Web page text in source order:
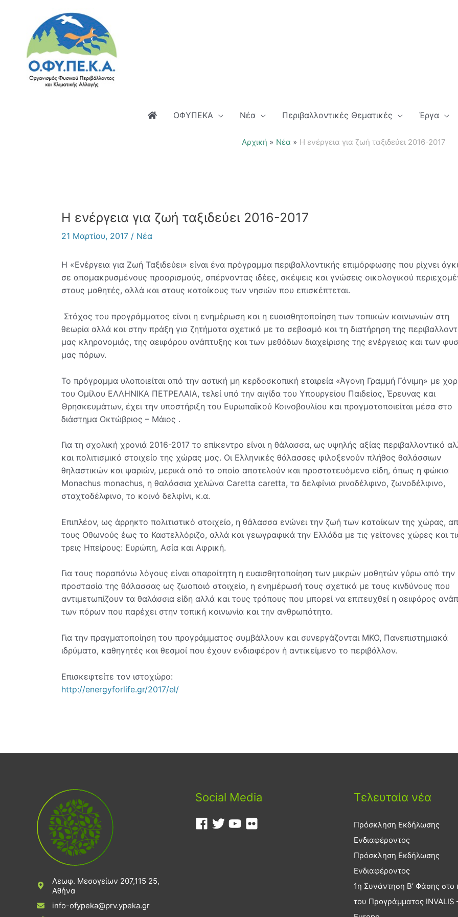
περιεχόμενο
ΟΦΥΠΕΚΑ Νέα Περιβαλλοντικές Θεματικές Έργα
Αρχική Νέα Η ενέργεια για ζωή ταξιδεύει 2016-2017
Η ενέργεια για ζωή ταξιδεύει 2016-2017
21 Μαρτίου, 2017 / Νέα
Η «Ενέργεια για Ζωή Ταξιδεύει» είναι ένα πρόγραμμα περιβαλλοντικής επιμόρφωσης που ρίχνει
σε απομακρυσμένους προορισμούς, σπέρνοντας ιδέες, σκέψεις και γνώσεις οικολογικού
στους μαθητές, αλλά και στους κατοίκους των νησιών που επισκέπτεται.
Στόχος του προγράμματος είναι η ενημέρωση και η ευαισθητοποίηση των τοπικών κοινωνιών στη
θεωρία αλλά και στην πράξη για ζητήματα σχετικά με το σεβασμό και τη διατήρηση της
μας κληρονομιάς, της αειφόρου ανάπτυξης και των μεθόδων διαχείρισης της ενέργειας και των
μας πόρων.
Το πρόγραμμα υλοποιείται από την αστική μη κερδοσκοπική εταιρεία «Άγονη Γραμμή Γόνιμη» με
του Ομίλου ΕΛΛΗΝΙΚΑ ΠΕΤΡΕΛΑΙΑ, τελεί υπό την αιγίδα του Υπουργείου Παιδείας, Έρευνας και
Θρησκευμάτων, έχει την υποστήριξη του Ευρωπαϊκού Κοινοβουλίου και πραγματοποιείται μέσα στο
διάστημα Οκτώβριος – Μάιος .
Για τη σχολική χρονιά 2016-2017 το επίκεντρο είναι η θάλασσα, ως υψηλής αξίας περιβαλλοντικό
και πολιτισμικό στοιχείο της χώρας μας. Οι Ελληνικές θάλασσες φιλοξενούν πλήθος θαλάσσιων
θηλαστικών και ψαριών, μερικά από τα οποία αποτελούν και προστατευόμενα είδη, όπως η φώκια
Monachus monachus, η θαλάσσια χελώνα Caretta caretta, τα δελφίνια ρινοδέλφινο, ζωνοδέλφινο,
σταχτοδέλφινο, το κοινό δελφίνι, κ.α.
Επιπλέον, ως άρρηκτο πολιτιστικό στοιχείο, η θάλασσα ενώνει την ζωή των κατοίκων της χώρας,
τους Οθωνούς έως το Καστελλόριζο, αλλά και γεωγραφικά την Ελλάδα με τις γείτονες χώρες και
τρεις Ηπείρους: Ευρώπη, Ασία και Αφρική.
Για τους παραπάνω λόγους είναι απαραίτητη η ευαισθητοποίηση των μικρών μαθητών γύρω από την
προστασία της θάλασσας ως ζωοποιό στοιχείο, η ενημέρωσή τους σχετικά με τους κινδύνους που
αντιμετωπίζουν τα θαλάσσια είδη αλλά και τους τρόπους που μπορεί να επιτευχθεί η αειφόρος
των πόρων που παρέχει στην τοπική κοινωνία και την ανθρωπότητα.
Για την πραγματοποίηση του προγράμματος συμβάλλουν και συνεργάζονται ΜΚΟ, Πανεπιστημιακά
ιδρύματα, καθηγητές και θεσμοί που έχουν ενδιαφέρον ή αντικείμενο το περιβάλλον.
Επισκεφτείτε τον ιστοχώρο:
http://energyforlife.gr/2017/el/
Λεωφ. Μεσογείων 207,115 25,
Αθήνα
info-ofypeka@prv.ypeka.gr
Social Media Τελευταία νέα
Πρόσκληση Εκδήλωσης
Ενδιαφέροντος
Πρόσκληση Εκδήλωσης
Ενδιαφέροντος
1η Συνάντηση Β’ Φάσης στο
του Προγράμματος INVALIS